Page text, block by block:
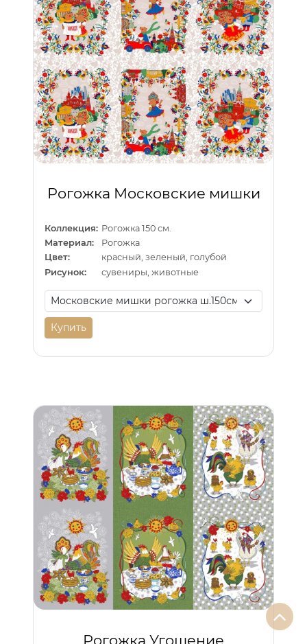
Рогожка Московские мишки
Коллекция: Рогожка 150 см.
Материал:
Рогожка
Цвет:
красный, зеленый, голубой
Рисунок:
сувениры, животные
Купить
Рогожка Угощение